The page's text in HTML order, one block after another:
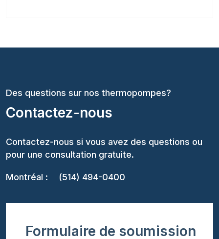
Des questions sur nos thermopompes?
Contactez-nous
Contactez-nous si vous avez des questions ou
pour une consultation gratuite.
Montréal : (514) 494-0400
Formulaire de soumission